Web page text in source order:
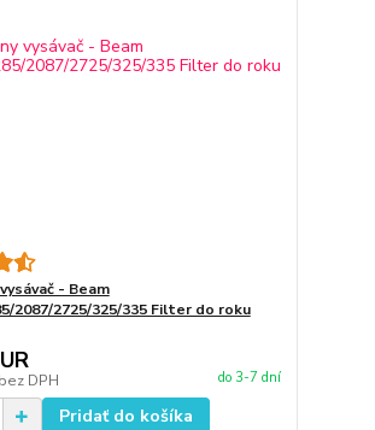
- Beam
2087/2725/325/335 Filter do roku
bez DPH do 3-7 dní
Pridať do košíka